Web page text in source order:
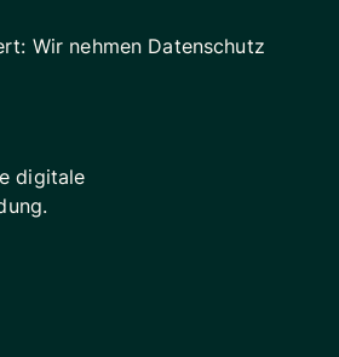
Wir nehmen Datenschutz
digitale